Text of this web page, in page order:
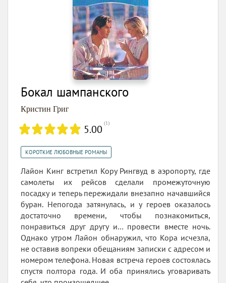
Бокал шампанского
Кристин Григ
5.00 (1)
КОРОТКИЕ ЛЮБОВНЫЕ РОМАНЫ
Лайон Кинг встретил Кору Рингвуд в аэропорту, где
самолеты их рейсов сделали промежуточную
посадку и теперь пережидали внезапно начавшийся
буран. Непогода затянулась, и у героев оказалось
достаточно времени, чтобы познакомиться,
понравиться друг другу и… провести вместе ночь.
Однако утром Лайон обнаружил, что Кора исчезла,
не оставив вопреки обещаниям записки с адресом и
номером телефона. Новая встреча героев состоялась
спустя полтора года. И оба принялись уговаривать